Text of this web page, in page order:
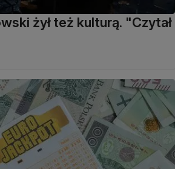
żył też kulturą. "Czytał